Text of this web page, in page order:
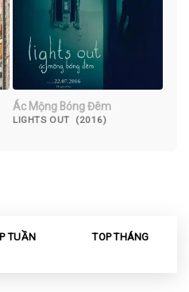
Ác Mộng Bóng Đêm
LIGHTS OUT (2016)
TUẦN TOP THÁNG